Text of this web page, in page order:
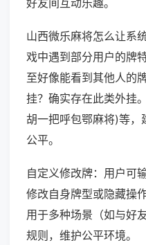
好友间互动乐趣。
山西微乐麻将怎么让系
戏中遇到部分用户的牌
至好像能看到其他人的
挂？确实存在此类外挂
胡一把呼包鄂麻将)等
公平。
自定义修改牌：用户可
修改自身牌型或隐藏操
用于多种场景（如与好
规则，维护公平环境。